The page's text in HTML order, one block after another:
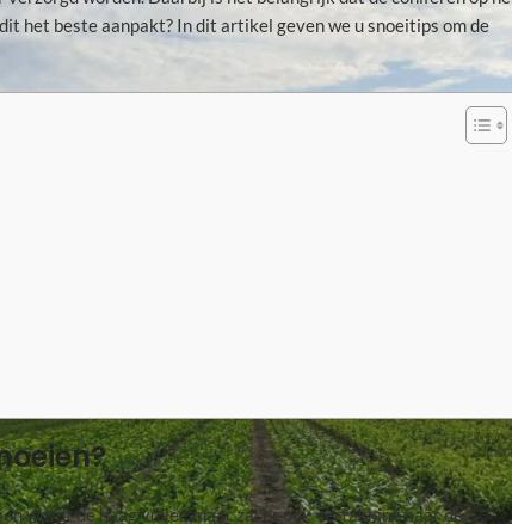
het beste aanpakt? In dit artikel geven we u snoeitips om de
wordt de haag voller, maar zal er ook vertakking naar de